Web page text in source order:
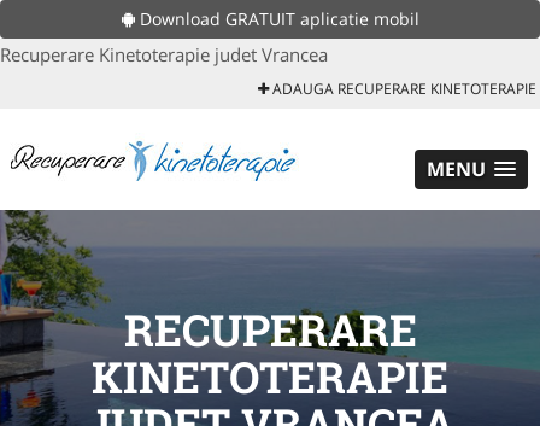
Download GRATUIT aplicatie mobil
Recuperare Kinetoterapie judet Vrancea
ADAUGA RECUPERARE KINETOTERAPIE
MENU
RECUPERARE
KINETOTERAPIE